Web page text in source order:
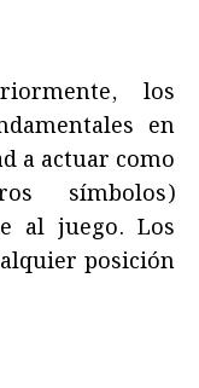
los
en
a actuar como
símbolos)
al juego. Los
posición